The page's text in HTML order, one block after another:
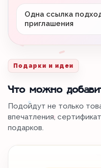
Одна ссылка
приглашения
Подарки и идеи
Что можно
Подойдут не только
впечатления,
подарков.